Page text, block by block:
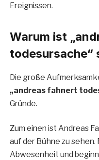
Ereignissen.
Warum ist
todesursache“
Die große
„andreas fahnert
Gründe.
Zum einen ist Andreas
auf der Bühne zu sehen.
Abwesenheit und